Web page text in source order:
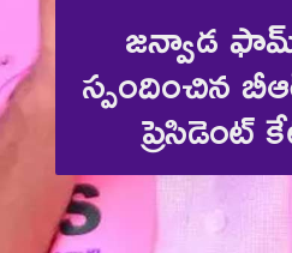
జన్వాడ
స్పందించిన బీఆర్‌ఎస్
ప్రెసిడెంట్